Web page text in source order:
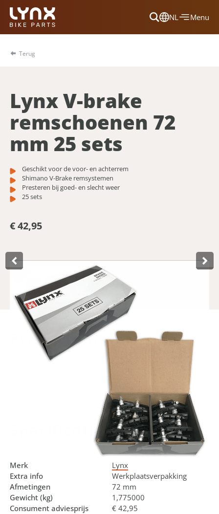
NL
Dansk
Nederlands
Menu
Terug
Lynx V-brake
remschoenen 72
mm 25 sets
Geschikt voor de voor- en achterrem
Shimano V-Brake remsystemen
Presteren bij goed- en slecht weer
25 sets
€ 42,95
Product­omschrijving
De universele V-Brake 72 mm remschoenen van Lynx
zitten handig verpakt in een werkplaatsdoos met 25 sets.
De remblokken zijn onder andere geschikt voor de
Shimano V-Brake remsystemen, zowel voor- als achterrem.
Presteren goed bij zowel goed als slecht weer.
Specificaties
440815.BOX
8714868036430
Merk
Lynx
Extra info
Werkplaatsverpakking
Afmetingen
72 mm
Gewicht (kg)
1,775000
Consument adviesprijs
€ 42,95